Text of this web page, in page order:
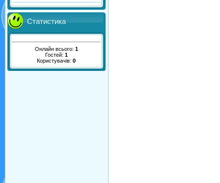
Статистика
Онлайн всього: 1
Гостей: 1
Користувачів:0